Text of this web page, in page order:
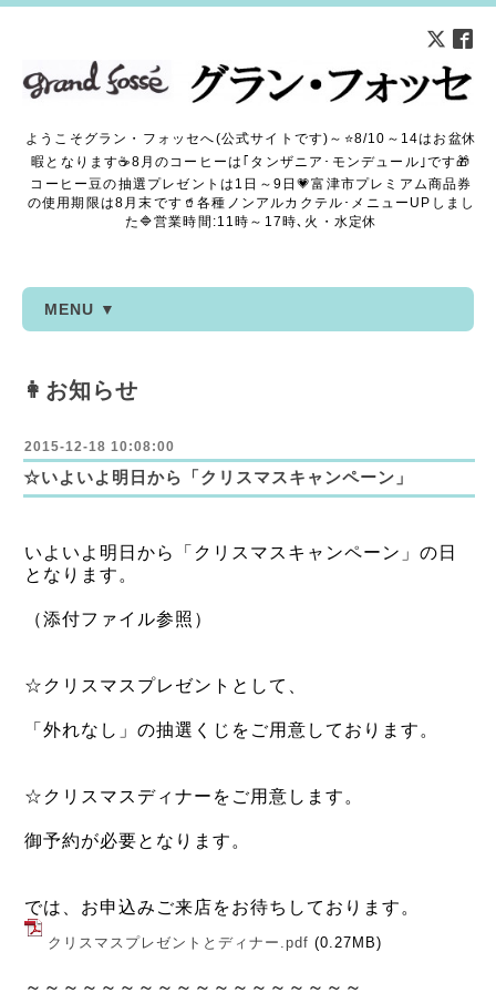
ようこそグラン・フォッセへ(公式サイトです)～⭐8/10～14はお盆休
暇となります☕8月のコーヒーは｢タンザニア･モンデュール｣です🎁
コーヒー豆の抽選プレゼントは1日～9日💗富津市プレミアム商品券
の使用期限は8月末です🥤各種ノンアルカクテル･メニューUPしまし
た🔷営業時間:11時～17時､火・水定休
MENU ▼
👩お知らせ
2015-12-18 10:08:00
☆いよいよ明日から「クリスマスキャンペーン」
いよいよ明日から「クリスマスキャンペーン」の日
となります。
（添付ファイル参照）
☆クリスマスプレゼントとして、
「外れなし」の抽選くじをご用意しております。
☆クリスマスディナーをご用意します。
御予約が必要となります。
では、お申込みご来店をお待ちしております。
クリスマスプレゼントとディナー.pdf (0.27MB)
～～～～～～～～～～～～～～～～～～